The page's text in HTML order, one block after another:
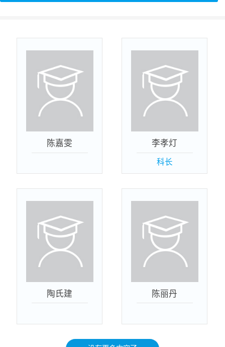
陈嘉雯 李孝灯
科长
陶氏建 陈丽丹